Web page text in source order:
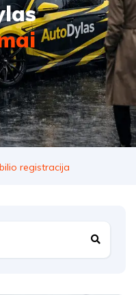
registracija